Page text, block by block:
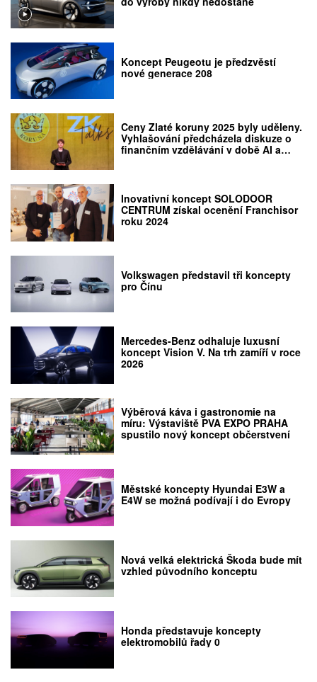
Koncept Peugeotu je předzvěstí
nové generace 208
Ceny Zlaté koruny 2025 byly uděleny.
Vyhlašování předcházela diskuze o
finančním vzdělávání v době AI a
Inovativní koncept SOLODOOR
CENTRUM získal ocenění Franchisor
roku 2024
Volkswagen představil tři koncepty
pro Čínu
Mercedes-Benz odhaluje luxusní
koncept Vision V. Na trh zamíří v roce
2026
Výběrová káva i gastronomie na
míru: Výstaviště PVA EXPO PRAHA
spustilo nový koncept občerstvení
Městské koncepty Hyundai E3W a
E4W se možná podívají i do Evropy
Nová velká elektrická Škoda bude mít
vzhled původního konceptu
Honda představuje koncepty
elektromobilů řady 0